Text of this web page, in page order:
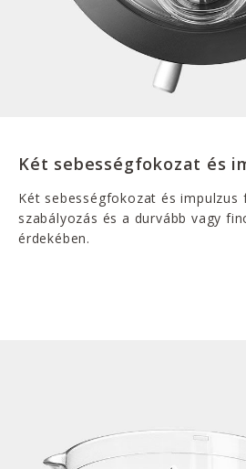
Két sebességfokozat és
Két sebességfokozat és impulzus
szabályozás és a durvább vagy
érdekében.